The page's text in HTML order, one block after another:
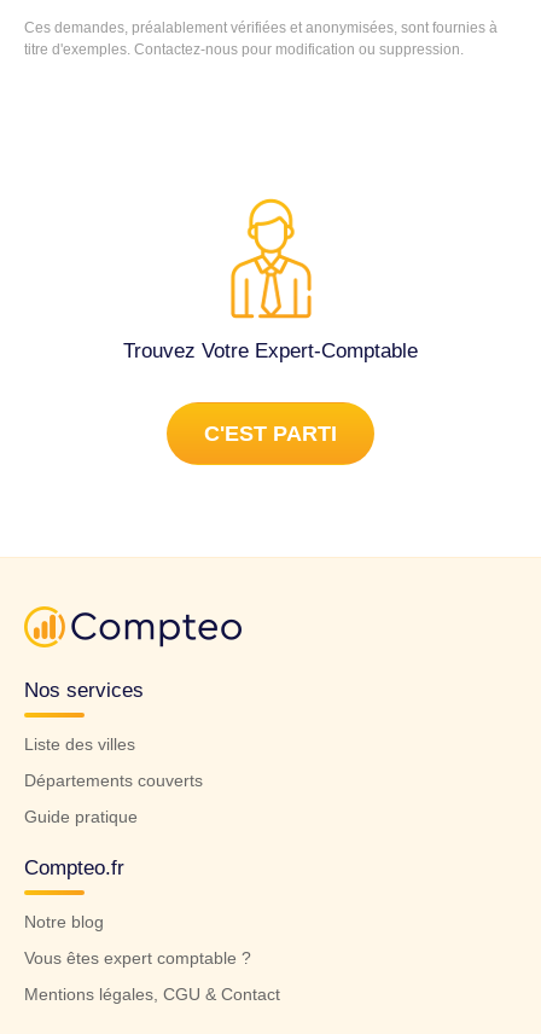
Ces demandes, préalablement vérifiées et anonymisées, sont fournies à
titre d'exemples. Contactez-nous pour modification ou suppression.
Trouvez Votre Expert-Comptable
C'EST PARTI
Nos services
Liste des villes
Départements couverts
Guide pratique
Compteo.fr
Notre blog
Vous êtes expert comptable ?
Mentions légales, CGU & Contact